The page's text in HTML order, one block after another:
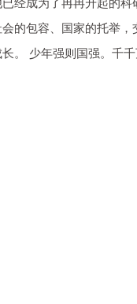
经成为了冉冉升起的科
的包容、国家的托举
。 少年强则国强。千